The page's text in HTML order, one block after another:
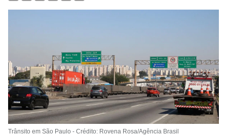
Trânsito em São Paulo - Crédito: Rovena Rosa/Agência Brasil